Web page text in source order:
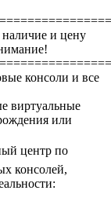
и цену
консоли и все
виртуальные
или
центр по
консолей,